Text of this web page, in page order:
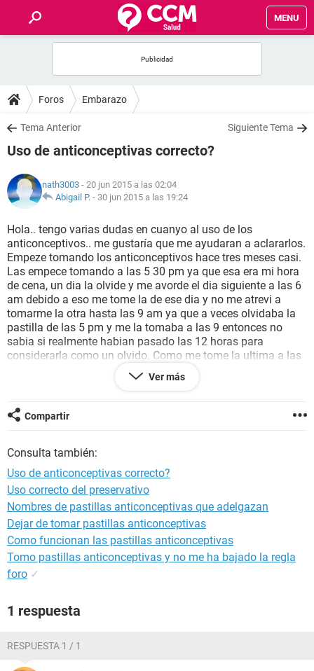
MENU
FOROS
SALUD
NUTRICIÓN
BIENESTAR
SEXUALIDAD
GLOSARIO
Foros Embarazo
Tema Anterior Siguiente Tema
Uso de anticonceptivas correcto?
nath3003 - 20 jun 2015 a las 02:04
Abigail P. - 30 jun 2015 a las 19:24
Hola.. tengo varias dudas en cuanyo al uso de los
anticonceptivos.. me gustaría que me ayudaran a aclararlos.
Empeze tomando los anticonceptivos hace tres meses casi.
Las empece tomando a las 5 30 pm ya que esa era mi hora
de cena, un dia la olvide y me avorde el dia siguiente a las 6
am debido a eso me tome la de ese dia y no me atrevi a
tomarme la otra hasta las 9 am ya que a veces olvidaba la
pastilla de las 5 pm y me la tomaba a las 9 entonces no
sabia si realmente habian pasado las 12 horas para
considerarla como un olvido. Como me tome la ultima a las
9 am ahora me tomo las anticonceptivas a esa hora.. esta
bien asi? Soy ignorante en el tema puesto que soy nueva en
Ver más
Compartir
Consulta también:
Uso de anticonceptivas correcto?
Uso correcto del preservativo
Nombres de pastillas anticonceptivas que adelgazan
Dejar de tomar pastillas anticonceptivas
Como funcionan las pastillas anticonceptivas
Tomo pastillas anticonceptivas y no me ha bajado la regla
foro ✓
1 respuesta
RESPUESTA 1 / 1